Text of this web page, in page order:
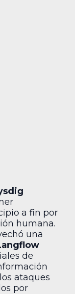
a fin por
humana.
una
de
ataques
por